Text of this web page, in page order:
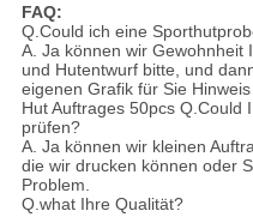
FAQ:
Q.Could ich eine
A. Ja können wir Gewohnheit
und Hutentwurf bitte, und
eigenen Grafik für Sie Hinweis
Hut Auftrages 50pcs Q.Could
prüfen?
A. Ja können wir kleinen
die wir drucken können oder
Problem.
Q.what Ihre Qualität?